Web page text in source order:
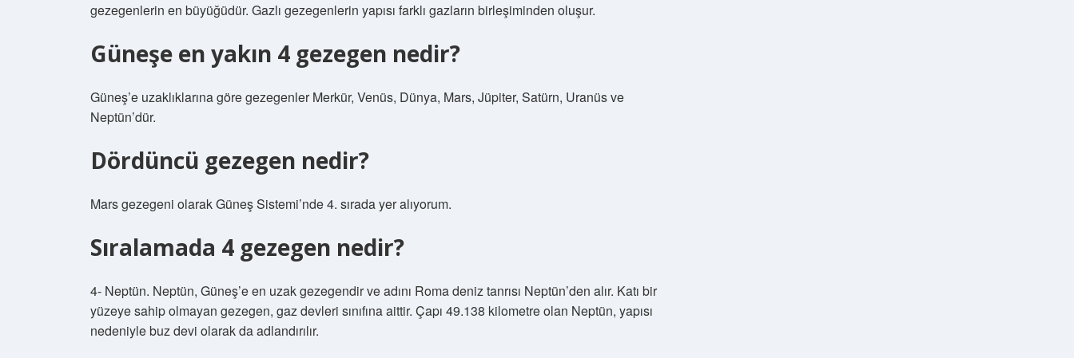
gezegenlerin en büyüğüdür. Gazlı gezegenlerin yapısı farklı gazların birleşiminden oluşur.
Güneşe en yakın 4 gezegen nedir?
Güneş’e uzaklıklarına göre gezegenler Merkür, Venüs, Dünya, Mars, Jüpiter, Satürn, Uranüs ve
Neptün’dür.
Dördüncü gezegen nedir?
Mars gezegeni olarak Güneş Sistemi’nde 4. sırada yer alıyorum.
Sıralamada 4 gezegen nedir?
4- Neptün. Neptün, Güneş’e en uzak gezegendir ve adını Roma deniz tanrısı Neptün’den alır. Katı bir
yüzeye sahip olmayan gezegen, gaz devleri sınıfına aittir. Çapı 49.138 kilometre olan Neptün, yapısı
nedeniyle buz devi olarak da adlandırılır.